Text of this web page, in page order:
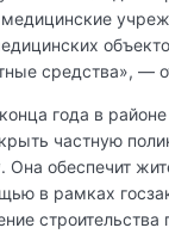
медицинские
средства», —
года в
частную
Она обеспечит
в рамках
строительства